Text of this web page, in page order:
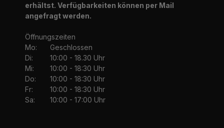
erhältst. Verfügbarkeiten können per Mail
angefragt werden.
Öffnungszeiten
Mo:
Geschlossen
Di:
10:00 - 18.30 Uhr
Mi:
10:00 - 18:30 Uhr
Do:
10:00 - 18:30 Uhr
Fr:
10:00 - 18:30 Uhr
Sa:
10:00 - 17:00 Uhr